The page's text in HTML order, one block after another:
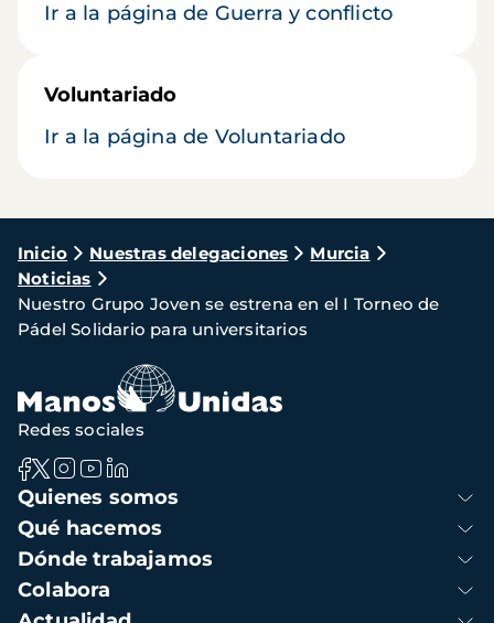
Ir a la página de Guerra y conflicto
Voluntariado
Ir a la página de Voluntariado
Ruta
de
navegación
Inicio Nuestras delegaciones
Murcia
Noticias
Nuestro Grupo Joven se estrena en el I Torneo de
Pádel Solidario para universitarios
Navegación
principal
Quienes somos
Qué hacemos
Dónde trabajamos
Colabora
Redes sociales